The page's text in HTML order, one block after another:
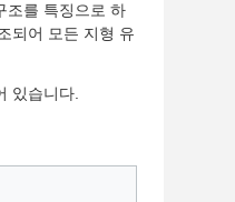
조를 특징으로 하
되어 모든 지형 유
있습니다.